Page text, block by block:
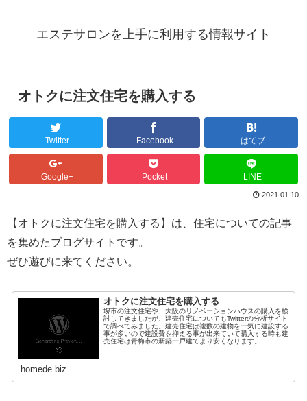
エステサロンを上手に利用する情報サイト
オトクに注文住宅を購入する
Twitter Facebook はてブ
Google+ Pocket LINE
2021.01.10
【オトクに注文住宅を購入する】は、住宅についての記事
を集めたブログサイトです。
ぜひ遊びに来てください。
オトクに注文住宅を購入する
堺市の注文住宅や、大阪のリノベーションハウスの購入を検
討してきましたが、建売住宅についてもTwitterの分析サイト
で調べてみました。建売住宅は複数の建物を一気に建設する
事が多いので建設費を抑える事が出来ていて購入する時も建
売住宅は青梅市の新築一戸建てより安くなります。
homede.biz